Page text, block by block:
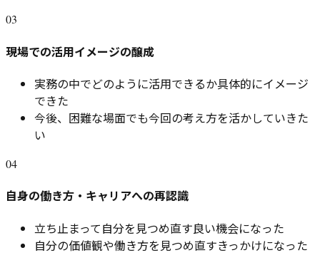
03
現場での活用イメージの醸成
実務の中でどのように活用できるか具体的にイメージ
できた
今後、困難な場面でも今回の考え方を活かしていきた
い
04
自身の働き方・キャリアへの再認識
立ち止まって自分を見つめ直す良い機会になった
自分の価値観や働き方を見つめ直すきっかけになった